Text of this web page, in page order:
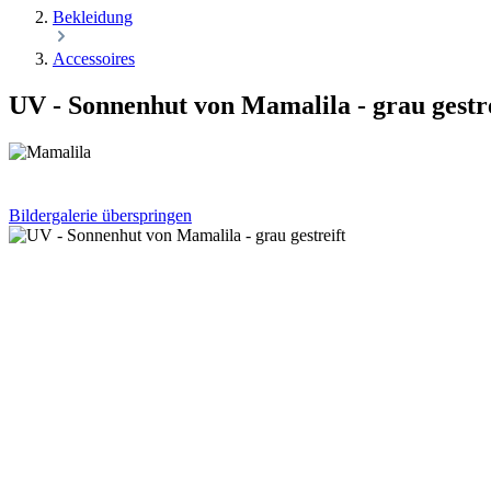
Bekleidung
Accessoires
UV - Sonnenhut von Mamalila - grau
Bildergalerie überspringen